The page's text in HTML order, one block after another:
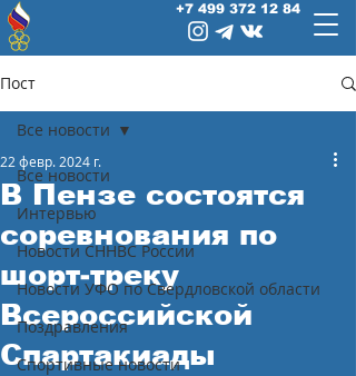
+7 499 372 12 84
Пост
Все новости
Интервью
Новости СННВС России
Новости УФО по Свердловской области
Поздравления
Спортивные новости
Все новости
В Пензе состоятся
соревнования по
шорт-треку
Всероссийской
Спартакиады
22 февр. 2024 г.